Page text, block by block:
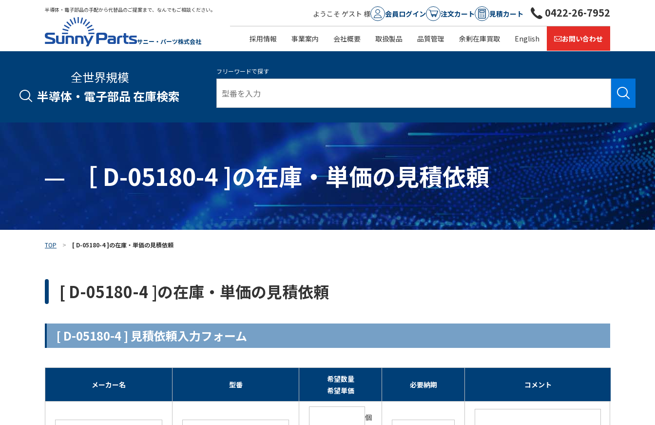
半導体・電子部品の手配から代替品のご提案まで、なんでもご相談ください。
サニー・パーツ株式会社
ようこそ ゲスト 様 会員ログイン 注文カート 見積カート
採用情報 事業案内 会社概要 取扱製品 品質管理 余剰在庫買取 English お問い合わせ
0422-26-7952
全世界規模
半導体・電子部品 在庫検索
フリーワードで探す
［ D-05180-4 ]の在庫・単価の見積依頼
TOP [ D-05180-4 ]の在庫・単価の見積依頼
[ D-05180-4 ]の在庫・単価の見積依頼
[ D-05180-4 ] 見積依頼入力フォーム
メーカー名 型番
希望数量
希望単価
必要納期 コメント
個